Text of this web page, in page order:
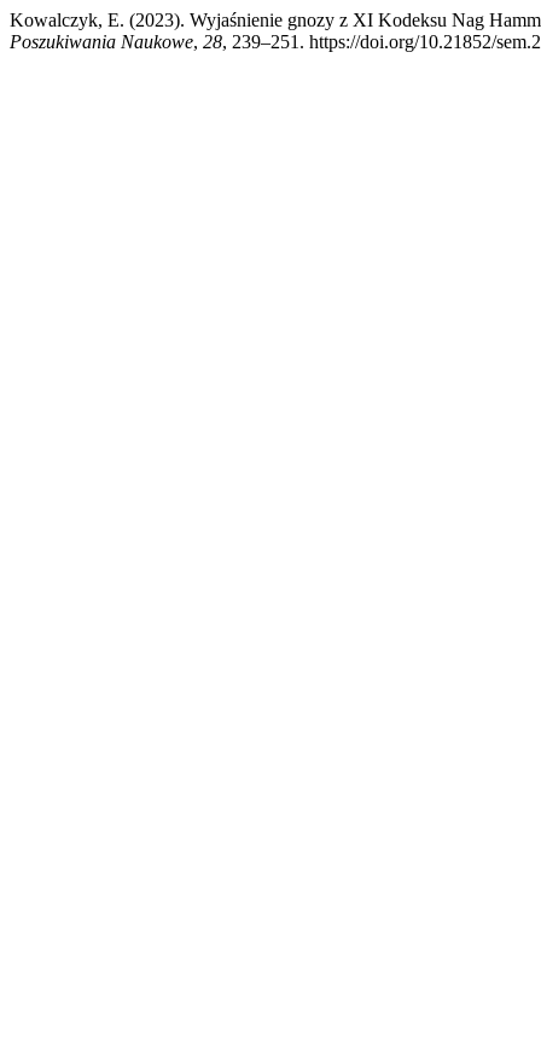
Kowalczyk, E. (2023). Wyjaśnienie gnozy z XI Kodeksu Nag
Poszukiwania Naukowe, 28, 239–251. https://doi.org/10.21852/